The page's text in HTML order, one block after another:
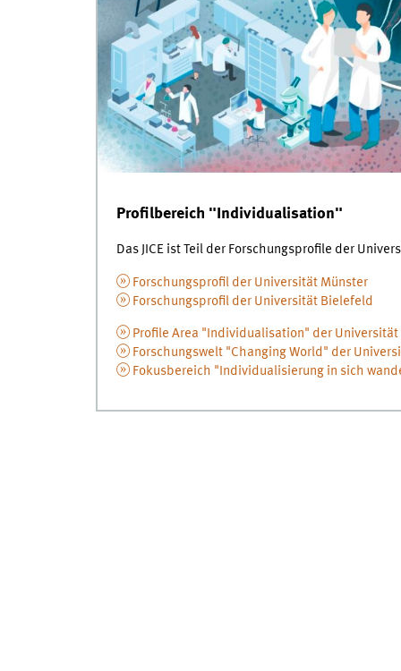
Profilbereich "Individualisation"
Das JICE ist Teil der Forschungsprofile der
Forschungsprofil der Universität Münster
Forschungsprofil der Universität Bielefeld
Profile Area "Individualisation" der Universität
Forschungswelt "Changing World" der
Fokusbereich "Individualisierung in sich